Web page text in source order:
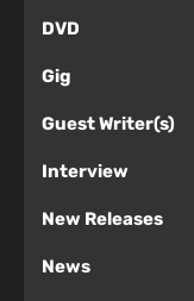
DVD
Gig
Guest Writer(s)
Interview
New Releases
News